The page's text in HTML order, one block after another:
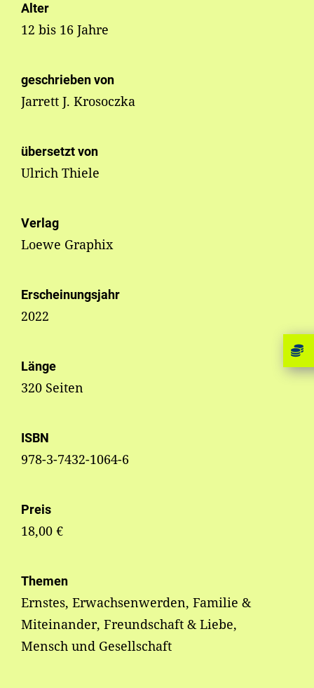
Alter
12 bis 16 Jahre
geschrieben von
Jarrett J. Krosoczka
übersetzt von
Ulrich Thiele
Verlag
Loewe Graphix
Erscheinungsjahr
2022
Länge
320 Seiten
ISBN
978-3-7432-1064-6
Preis
18,00 €
Themen
Ernstes, Erwachsenwerden, Familie &
Miteinander, Freundschaft & Liebe,
Mensch und Gesellschaft